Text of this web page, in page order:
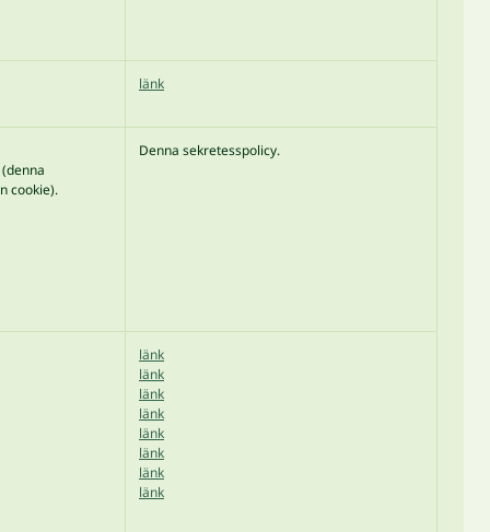
länk
cookie).
Denna sekretesspolicy.
länk
länk
länk
länk
länk
länk
länk
länk